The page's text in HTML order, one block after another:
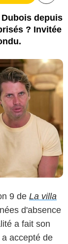
depuis
? Invitée
9 de La villa
d'absence
a fait son
accepté de